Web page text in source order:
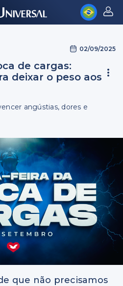
02/09/2025
de cargas:
deixar o peso aos
angústias, dores e
que não precisamos